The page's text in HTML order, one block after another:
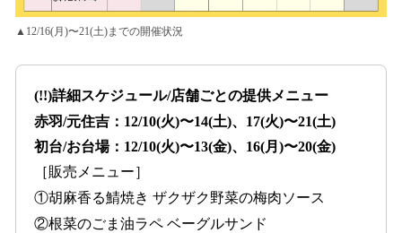
▲12/16(月)〜21(土)までの開催状況
(!!)詳細スケジュール/店舗ごとの提供メニュー
赤羽/元住吉：12/10(火)〜14(土)、17(火)〜21(土)
初台/お台場：12/10(火)〜13(金)、16(月)〜20(金)
［販売メニュー］
①胡麻香る鯖焼き ザクザク野菜の梅肉ソース
②根菜のごま油ラペ ベーグルサンド